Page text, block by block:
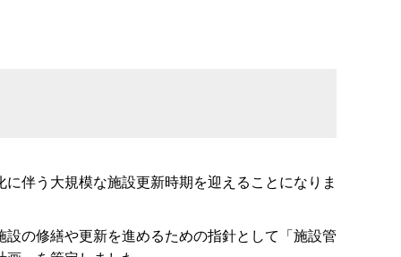
伴う大規模な施設更新時期を迎えることになりま
の修繕や更新を進めるための指針として「施設管